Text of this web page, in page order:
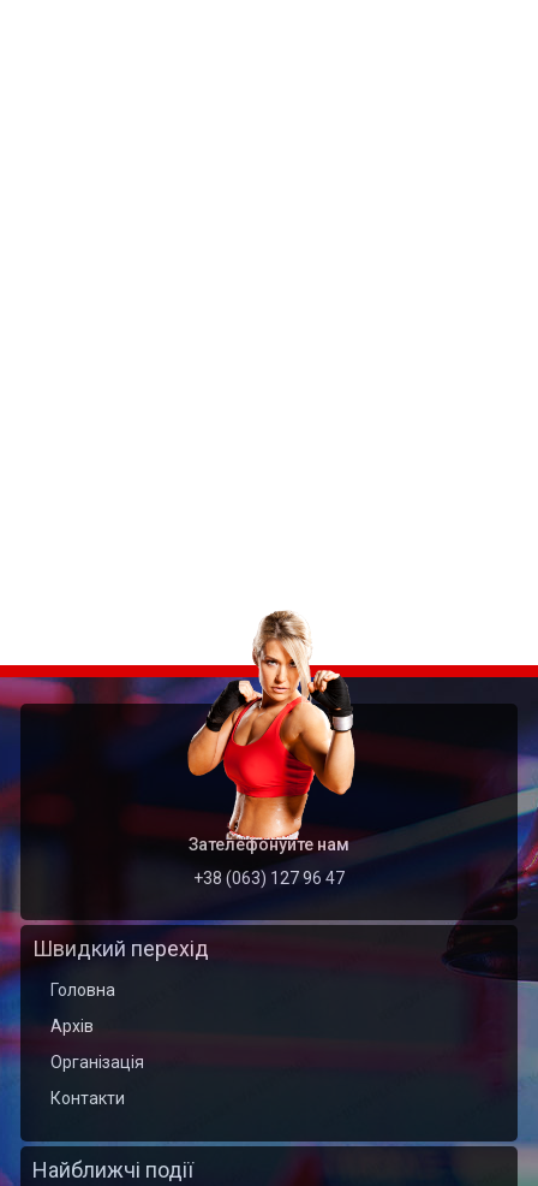
Зателефонуйте нам
+38 (063) 127 96 47
Швидкий перехід
Головна
Архів
Організація
Контакти
Найближчі події